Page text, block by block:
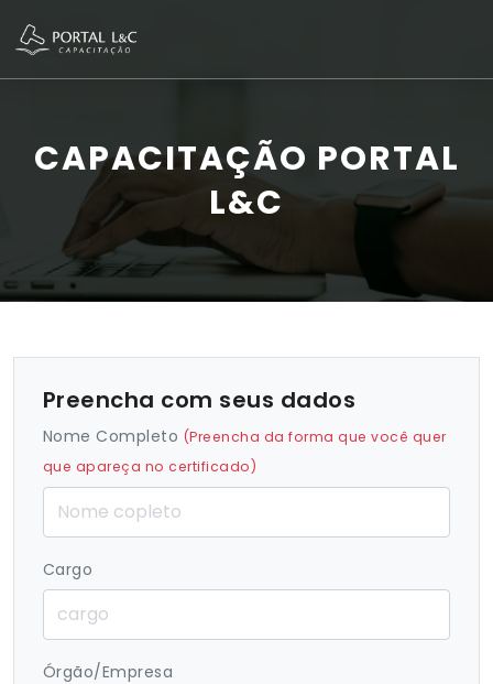
CAPACITAÇÃO PORTAL
L&C
Preencha com seus dados
Nome Completo (Preencha da forma que você quer
que apareça no certificado)
Cargo
Órgão/Empresa